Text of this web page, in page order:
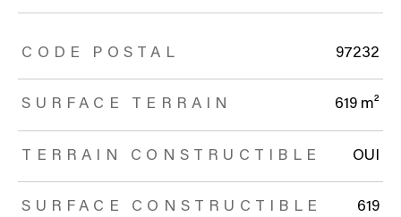
TRAD_ZEPHYR_Caracteristique TRAD_ZEPHYR_Valeurs
CODE POSTAL 97232
SURFACE TERRAIN 619 m²
TERRAIN CONSTRUCTIBLE OUI
SURFACE CONSTRUCTIBLE 619